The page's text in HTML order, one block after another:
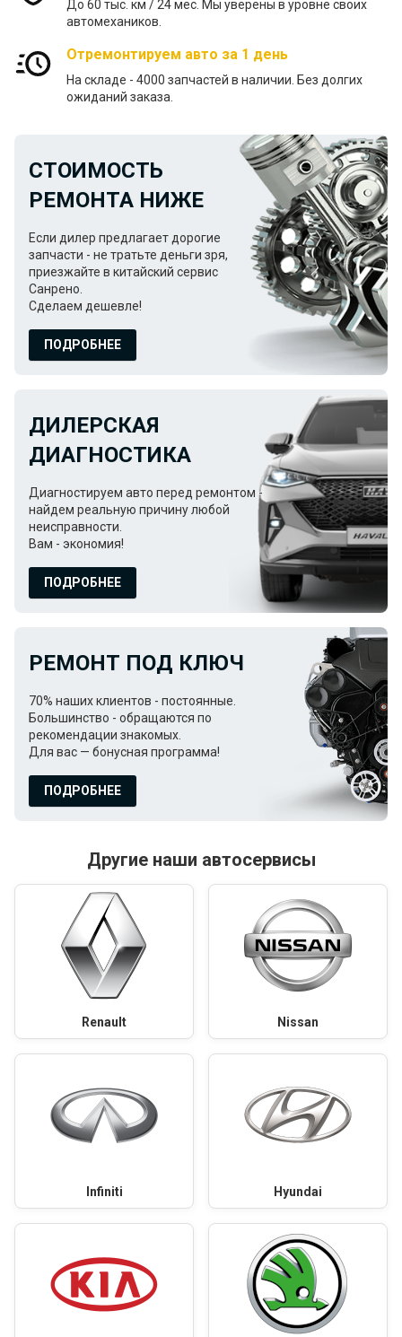
До 60 тыс. км / 24 меc. Мы уверены в уровне своих
автомехаников.
Отремонтируем авто за 1 день
На складе - 4000 запчастей в наличии. Без долгих
ожиданий заказа.
СТОИМОСТЬ
РЕМОНТА НИЖЕ
Если дилер предлагает дорогие
запчасти - не тратьте деньги зря,
приезжайте в китайский сервис
Санрено.
Сделаем дешевле!
ПОДРОБНЕЕ
ДИЛЕРСКАЯ
ДИАГНОСТИКА
Диагностируем авто перед ремонтом -
найдем реальную причину любой
неисправности.
Вам - экономия!
ПОДРОБНЕЕ
РЕМОНТ ПОД КЛЮЧ
70% наших клиентов - постоянные.
Большинство - обращаются по
рекомендации знакомых.
Для вас — бонусная программа!
ПОДРОБНЕЕ
Другие наши автосервисы
Renault Nissan
Infiniti Hyundai